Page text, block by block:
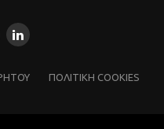
ΠΟΛΙΤΙΚΗ COOKIES